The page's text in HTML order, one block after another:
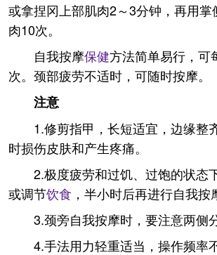
或拿捏冈上部肌肉2～3分钟，再用
肉10次。
自我按摩保健方法简单易行，可
次。颈部疲劳不适时，可随时按摩。
注意
1.修剪指甲，长短适宜，边缘整
时损伤皮肤和产生疼痛。
2.极度疲劳和过饥、过饱的状态
或调节饮食 ，半小时后再进行自我按
3.颈旁自我按摩时，要注意两侧
4.手法用力轻重适当，操作频率